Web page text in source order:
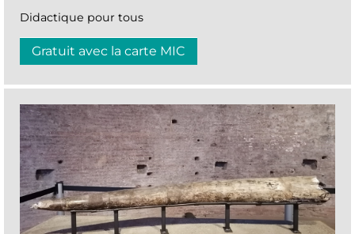
Didactique pour tous
Gratuit avec la carte MIC